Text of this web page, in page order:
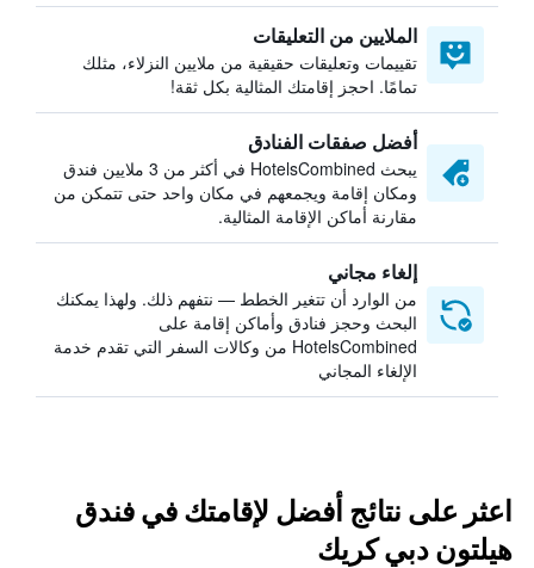
الملايين من التعليقات
تقييمات وتعليقات حقيقية من ملايين النزلاء، مثلك
تمامًا. احجز إقامتك المثالية بكل ثقة!
أفضل صفقات الفنادق
يبحث HotelsCombined في أكثر من 3 ملايين فندق
ومكان إقامة ويجمعهم في مكان واحد حتى تتمكن من
مقارنة أماكن الإقامة المثالية.
إلغاء مجاني
من الوارد أن تتغير الخطط — نتفهم ذلك. ولهذا يمكنك
البحث وحجز فنادق وأماكن إقامة على
HotelsCombined من وكالات السفر التي تقدم خدمة
الإلغاء المجاني
اعثر على نتائج أفضل لإقامتك في فندق
هيلتون دبي كريك